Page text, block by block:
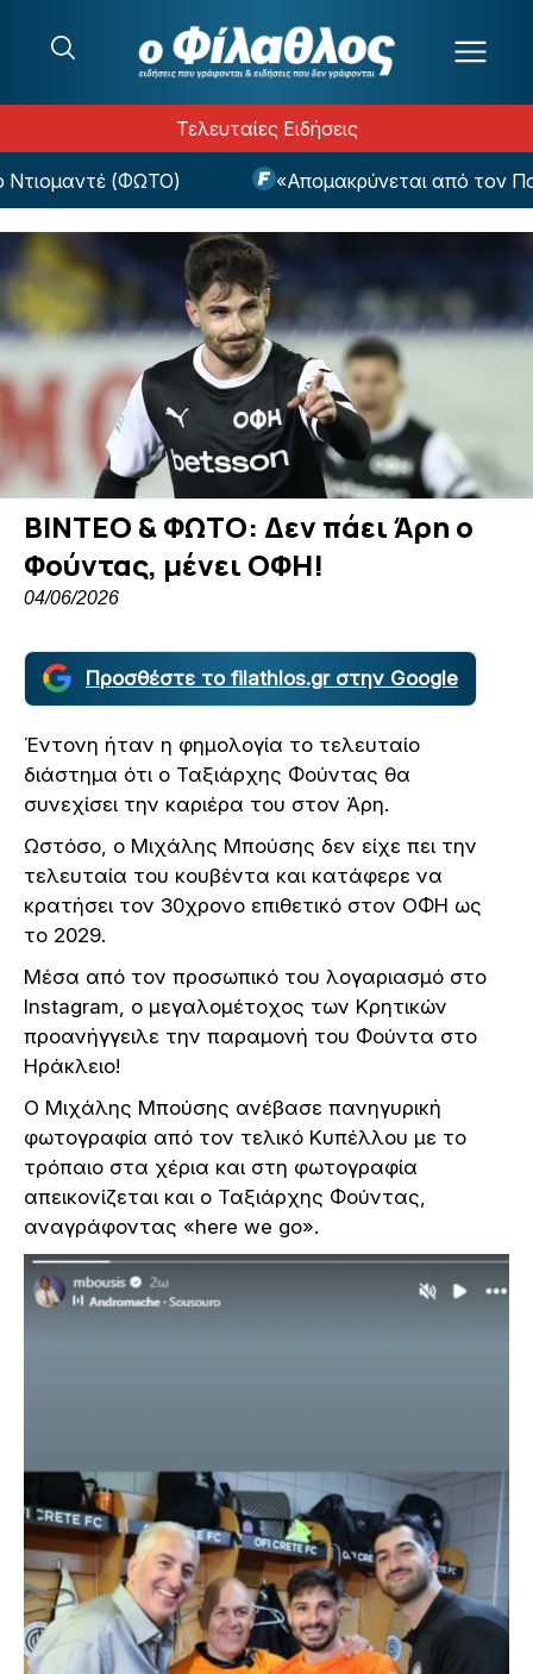
Τελευταίες Ειδήσεις
(ΦΩΤΟ) «Απομακρύνεται από τον
ΒΙΝΤΕΟ & ΦΩΤΟ: Δεν πάει Άρη ο
Φούντας, μένει ΟΦΗ!
04/06/2026
Προσθέστε το filathlos.gr στην Google
Έντονη ήταν η φημολογία το τελευταίο
διάστημα ότι ο Ταξιάρχης Φούντας θα
συνεχίσει την καριέρα του στον Άρη.
Ωστόσο, ο Μιχάλης Μπούσης δεν είχε πει την
τελευταία του κουβέντα και κατάφερε να
κρατήσει τον 30χρονο επιθετικό στον ΟΦΗ ως
το 2029.
Μέσα από τον προσωπικό του λογαριασμό στο
Instagram, ο μεγαλομέτοχος των Κρητικών
προανήγγειλε την παραμονή του Φούντα στο
Ηράκλειο!
Ο Μιχάλης Μπούσης ανέβασε πανηγυρική
φωτογραφία από τον τελικό Κυπέλλου με το
τρόπαιο στα χέρια και στη φωτογραφία
απεικονίζεται και ο Ταξιάρχης Φούντας,
αναγράφοντας «here we go».